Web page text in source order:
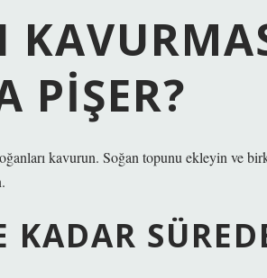
PIŞER?
kavurun. Soğan topunu ekleyin ve
KADAR